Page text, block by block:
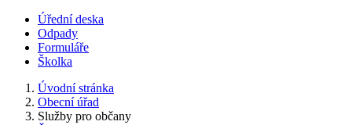
Úřední deska
Odpady
Formuláře
Školka
Úvodní stránka
Obecní úřad
Služby pro občany